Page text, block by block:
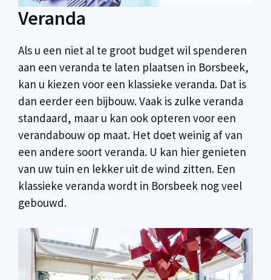
Veranda
Als u een niet al te groot budget wil spenderen
aan een veranda te laten plaatsen in Borsbeek,
kan u kiezen voor een klassieke veranda. Dat is
dan eerder een bijbouw. Vaak is zulke veranda
standaard, maar u kan ook opteren voor een
verandabouw op maat. Het doet weinig af van
een andere soort veranda. U kan hier genieten
van uw tuin en lekker uit de wind zitten. Een
klassieke veranda wordt in Borsbeek nog veel
gebouwd.